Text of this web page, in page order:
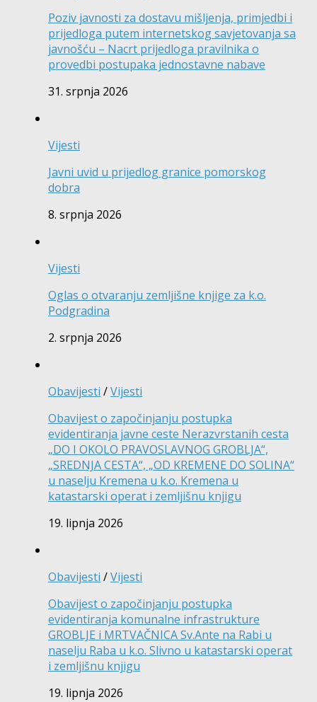
Poziv javnosti za dostavu mišljenja, primjedbi i
prijedloga putem internetskog savjetovanja sa
javnošću – Nacrt prijedloga pravilnika o
provedbi postupaka jednostavne nabave
31. srpnja 2026
Vijesti
Javni uvid u prijedlog granice pomorskog
dobra
8. srpnja 2026
Vijesti
Oglas o otvaranju zemljišne knjige za k.o.
Podgradina
2. srpnja 2026
Obavijesti /Vijesti
Obavijest o započinjanju postupka
evidentiranja javne ceste Nerazvrstanih cesta
„DO I OKOLO PRAVOSLAVNOG GROBLJA“,
„SREDNJA CESTA“, „OD KREMENE DO SOLINA“
u naselju Kremena u k.o. Kremena u
katastarski operat i zemljišnu knjigu
19. lipnja 2026
Obavijesti /Vijesti
Obavijest o započinjanju postupka
evidentiranja komunalne infrastrukture
GROBLJE i MRTVAČNICA Sv.Ante na Rabi u
naselju Raba u k.o. Slivno u katastarski operat
i zemljišnu knjigu
19. lipnja 2026